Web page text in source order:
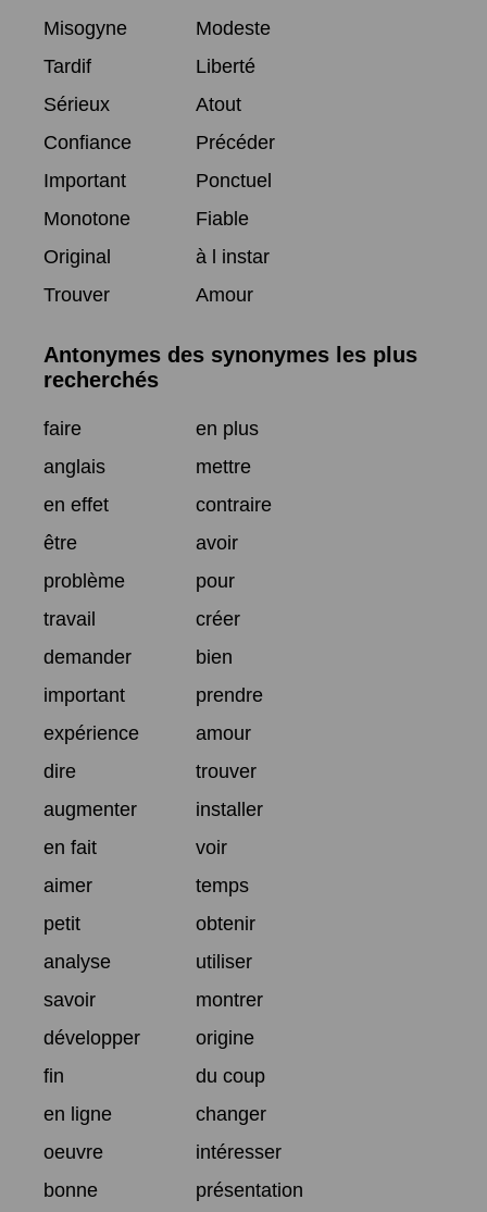
Misogyne
Modeste
Tardif
Liberté
Sérieux
Atout
Confiance
Précéder
Important
Ponctuel
Monotone
Fiable
Original
à l instar
Trouver
Amour
Antonymes des synonymes les plus
recherchés
faire
en plus
anglais
mettre
en effet
contraire
être
avoir
problème
pour
travail
créer
demander
bien
important
prendre
expérience
amour
dire
trouver
augmenter
installer
en fait
voir
aimer
temps
petit
obtenir
analyse
utiliser
savoir
montrer
développer
origine
fin
du coup
en ligne
changer
oeuvre
intéresser
bonne
présentation